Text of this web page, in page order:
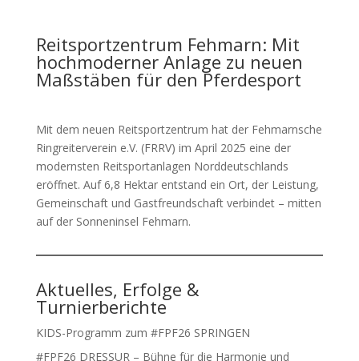
Reitsportzentrum Fehmarn: Mit
hochmoderner Anlage zu neuen
Maßstäben für den Pferdesport
Mit dem neuen Reitsportzentrum hat der Fehmarnsche
Ringreiterverein e.V. (FRRV) im April 2025 eine der
modernsten Reitsportanlagen Norddeutschlands
eröffnet. Auf 6,8 Hektar entstand ein Ort, der Leistung,
Gemeinschaft und Gastfreundschaft verbindet – mitten
auf der Sonneninsel Fehmarn.
Aktuelles, Erfolge &
Turnierberichte
KIDS-Programm zum #FPF26 SPRINGEN
#FPF26 DRESSUR – Bühne für die Harmonie und